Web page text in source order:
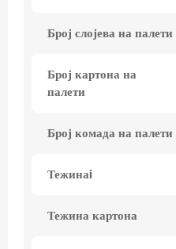
Број слојева на палети
Број картона на
палети
Број комада на палети
Тежинаi
Тежина картона